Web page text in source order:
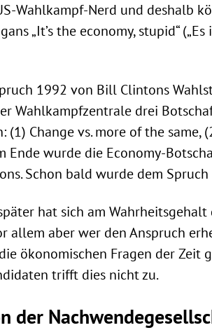
Wahlkampf-Nerd und deshalb
„It’s the economy, stupid“
1992 von Bill Clintons
Wahlkampfzentrale drei
Change vs. more of the same,
Ende wurde die Economy-
Schon bald wurde dem
hat sich am
allem aber wer den Anspruch
ökonomischen Fragen der Zeit
trifft dies nicht zu.
der